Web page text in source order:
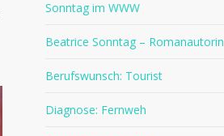
Sonntag im WWW
Beatrice Sonntag – Romanautorin
Berufswunsch: Tourist
Diagnose: Fernweh